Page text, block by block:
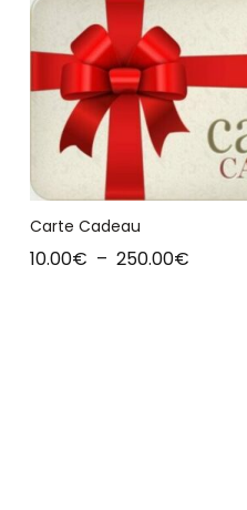
Carte Cadeau
10.00€ – 250.00€